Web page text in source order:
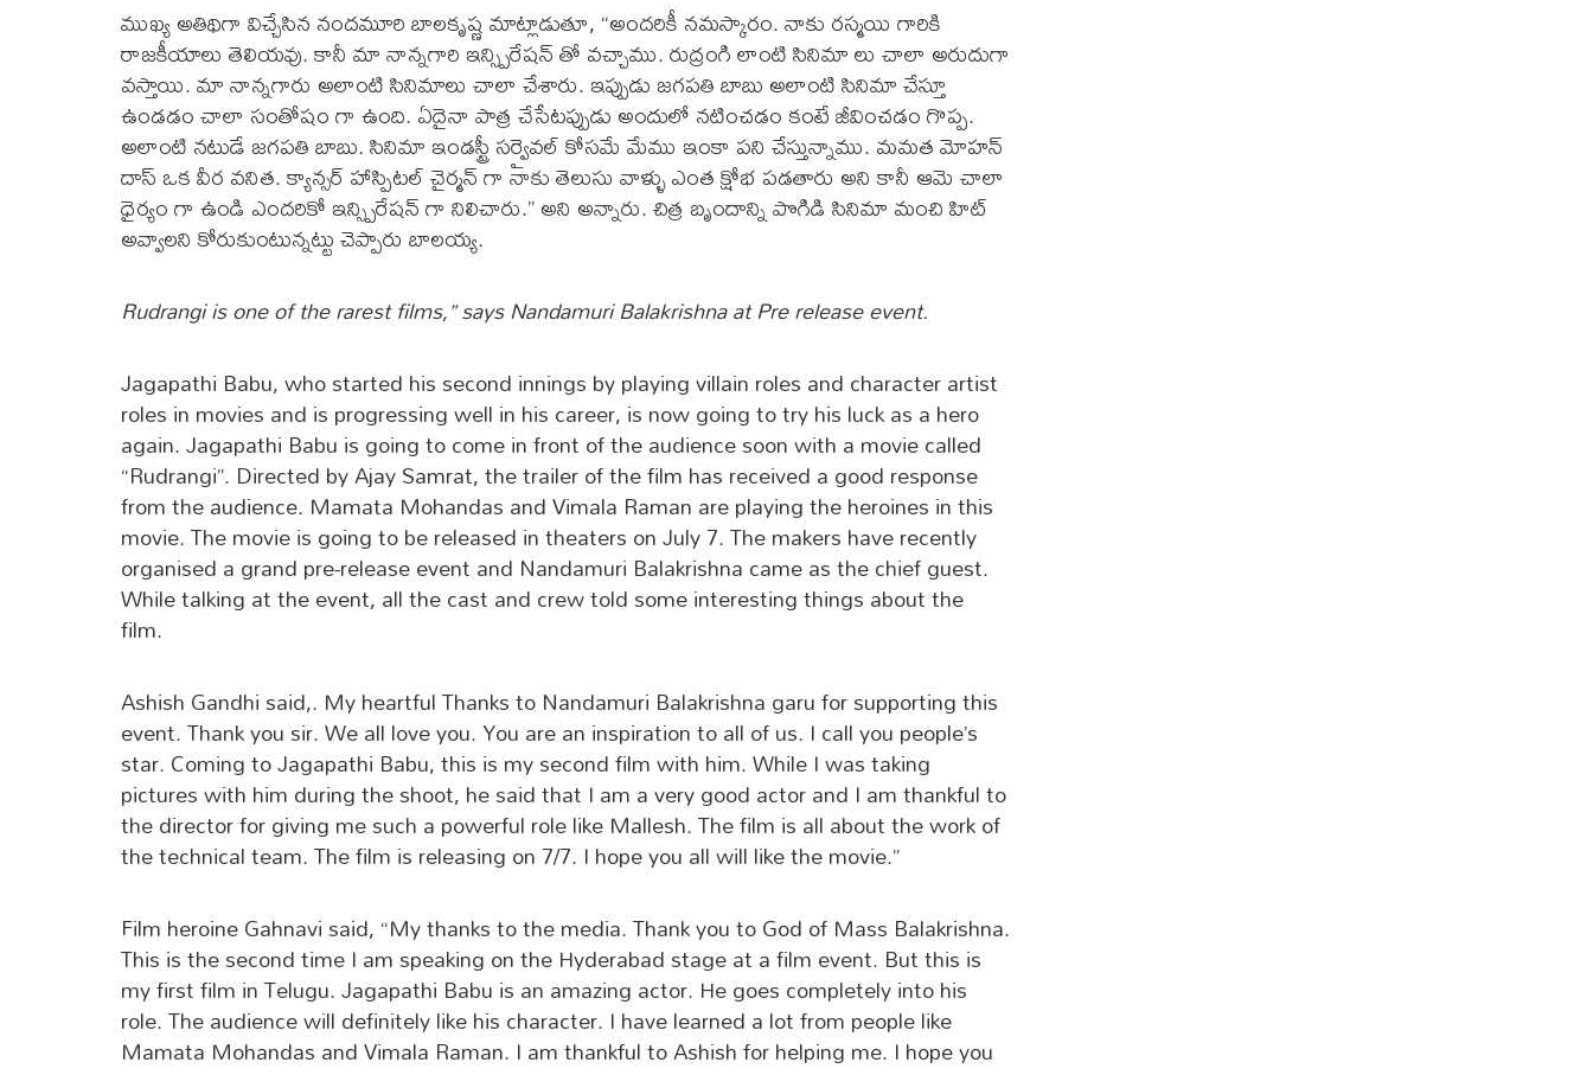
ముఖ్య అతిథిగా విచ్చేసిన నందమూరి బాలకృష్ణ మాట్లాడుతూ, “అందరికీ నమస్కారం. నాకు రస్మయి గారికి
రాజకీయాలు తెలియవు. కానీ మా నాన్నగారి ఇన్స్పిరేషన్ తో వచ్చాము. రుద్రంగి లాంటి సినిమా లు చాలా అరుదుగా
వస్తాయి. మా నాన్నగారు అలాంటి సినిమాలు చాలా చేశారు. ఇప్పుడు జగపతి బాబు అలాంటి సినిమా చేస్తూ
ఉండడం చాలా సంతోషం గా ఉంది. ఏదైనా పాత్ర చేసేటప్పుడు అందులో నటించడం కంటే జీవించడం గొప్ప.
అలాంటి నటుడే జగపతి బాబు. సినిమా ఇండస్ట్రీ సర్వైవల్ కోసమే మేము ఇంకా పని చేస్తున్నాము. మమత మోహన్
దాస్ ఒక వీర వనిత. క్యాన్సర్ హాస్పిటల్ చైర్మన్ గా నాకు తెలుసు వాళ్ళు ఎంత క్షోభ పడతారు అని కానీ ఆమె చాలా
ధైర్యం గా ఉండి ఎందరికో ఇన్స్పిరేషన్ గా నిలిచారు.” అని అన్నారు. చిత్ర బృందాన్ని పొగిడి సినిమా మంచి హిట్
అవ్వాలని కోరుకుంటున్నట్టు చెప్పారు బాలయ్య.
Rudrangi is one of the rarest films,” says Nandamuri Balakrishna at Pre release event.
Jagapathi Babu, who started his second innings by playing villain roles and character artist
roles in movies and is progressing well in his career, is now going to try his luck as a hero
again. Jagapathi Babu is going to come in front of the audience soon with a movie called
“Rudrangi”. Directed by Ajay Samrat, the trailer of the film has received a good response
from the audience. Mamata Mohandas and Vimala Raman are playing the heroines in this
movie. The movie is going to be released in theaters on July 7. The makers have recently
organised a grand pre-release event and Nandamuri Balakrishna came as the chief guest.
While talking at the event, all the cast and crew told some interesting things about the
film.
Ashish Gandhi said,. My heartful Thanks to Nandamuri Balakrishna garu for supporting this
event. Thank you sir. We all love you. You are an inspiration to all of us. I call you people’s
star. Coming to Jagapathi Babu, this is my second film with him. While I was taking
pictures with him during the shoot, he said that I am a very good actor and I am thankful to
the director for giving me such a powerful role like Mallesh. The film is all about the work of
the technical team. The film is releasing on 7/7. I hope you all will like the movie.”
Film heroine Gahnavi said, “My thanks to the media. Thank you to God of Mass Balakrishna.
This is the second time I am speaking on the Hyderabad stage at a film event. But this is
my first film in Telugu. Jagapathi Babu is an amazing actor. He goes completely into his
role. The audience will definitely like his character. I have learned a lot from people like
Mamata Mohandas and Vimala Raman. I am thankful to Ashish for helping me. I hope you